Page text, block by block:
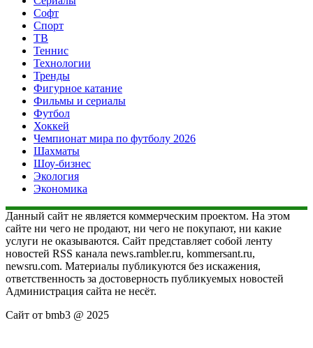
Софт
Спорт
ТВ
Теннис
Технологии
Тренды
Фигурное катание
Фильмы и сериалы
Футбол
Хоккей
Чемпионат мира по футболу 2026
Шахматы
Шоу-бизнес
Экология
Экономика
Данный сайт не является коммерческим проектом. На этом
сайте ни чего не продают, ни чего не покупают, ни какие
услуги не оказываются. Сайт представляет собой ленту
новостей RSS канала news.rambler.ru, kommersant.ru,
newsru.com. Материалы публикуются без искажения,
ответственность за достоверность публикуемых новостей
Администрация сайта не несёт.
Сайт от bmb3 @ 2025